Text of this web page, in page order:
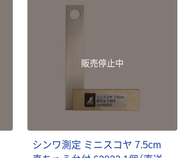
販売停止中
シンワ測定 ミニスコヤ 7.5cm